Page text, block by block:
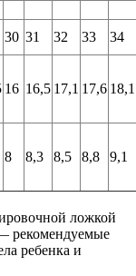
30 31 32 33
34
16 16,5 17,1 17,6 18,1
8 8,3 8,5 8,8 9,1
ложкой
рекомендуемые
ребенка и